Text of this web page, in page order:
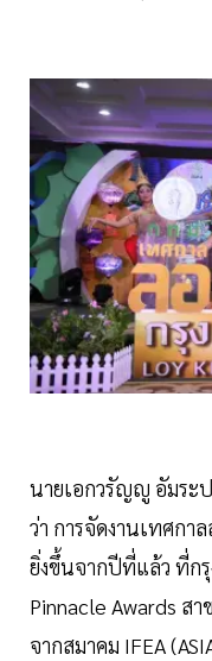
นายเอกวรัญญู อัมระ
ว่า การจัดงานเทศก
ยิ่งขึ้นจากปีที่แล้ว ที่กรุ
Pinnacle Awards ส
จากสมาคม IFEA